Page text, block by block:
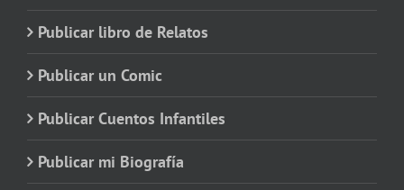
Publicar libro de Relatos
Publicar un Comic
Publicar Cuentos Infantiles
Publicar mi Biografía